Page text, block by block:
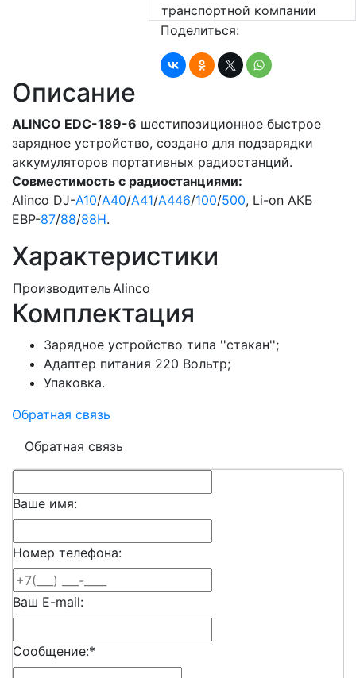
транспортной компании
Поделиться:
Описание
ALINCO EDC-189-6 шестипозиционное быстрое
зарядное устройство, создано для подзарядки
аккумуляторов портативных радиостанций.
Совместимость с радиостанциями:
Alinco DJ-A10/А40/А41/A446/100/500, Li-on АКБ
EBP-87/88/88H.
Характеристики
Производитель Alinco
Комплектация
Зарядное устройство типа ''стакан'';
Адаптер питания 220 Вольтр;
Упаковка.
Обратная связь
Обратная связь
Ваше имя:
Номер телефона:
Ваш E-mail:
Сообщение:*